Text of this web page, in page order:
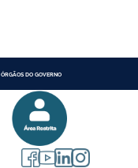
ÓRGÃOS DO GOVERNO